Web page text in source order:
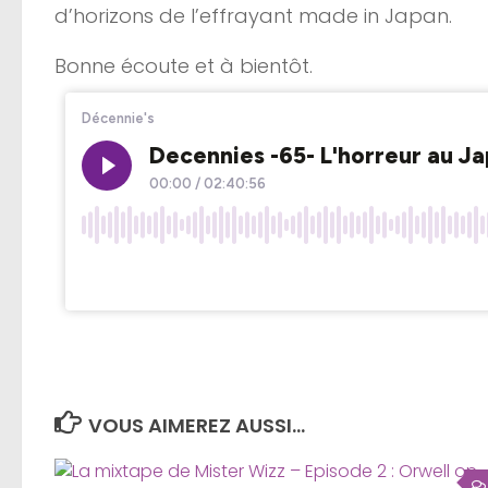
d’horizons de l’effrayant made in Japan.
Bonne écoute et à bientôt.
VOUS AIMEREZ AUSSI...